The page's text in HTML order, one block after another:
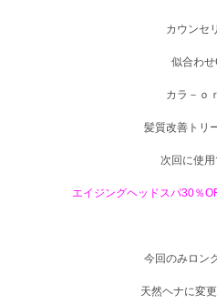
カウンセ
似合わ
カラ－ｏ
髪質改善トリ
次回に使
エイジングヘッドスパ30％
今回のみロン
天然ヘナに変